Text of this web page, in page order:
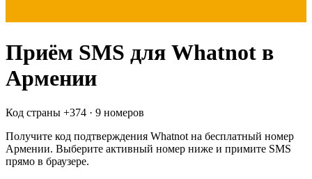
Приём SMS для Whatnot в
Армении
Код страны +374 · 9 номеров
Получите код подтверждения Whatnot на бесплатный номер
Армении. Выберите активный номер ниже и примите SMS
прямо в браузере.